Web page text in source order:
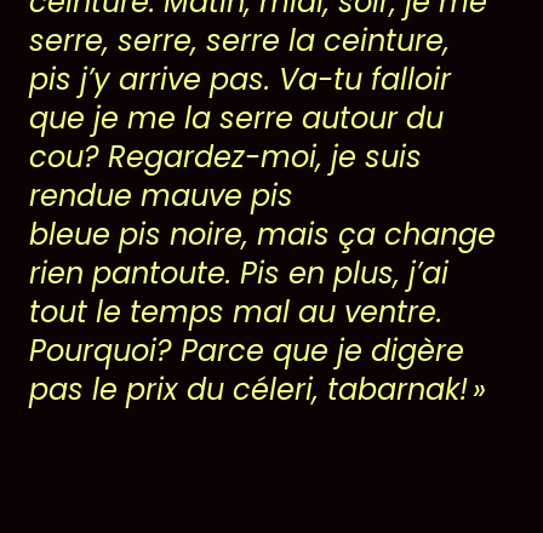
serre, serre, serre la ceinture,
pisj’y arrive pas. Va-tu falloir
que je me la serre autour du
cou? Regardez-moi, je suis
rendue mauve pis
bleuepis noire, maisça change
rien pantoute. Pis en plus, j’ai
tout le temps mal au ventre.
Pourquoi? Parce queje digère
pas le prix du céleri, tabarnak!»